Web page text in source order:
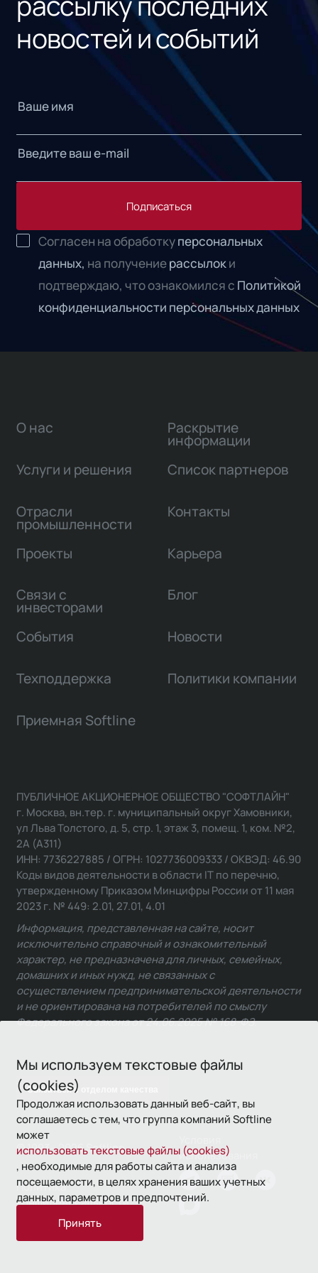
новостей и событий
Подписаться
Согласен на обработкуперсональных
данных, на получениерассылоки
подтверждаю, что ознакомился с Политикой
конфиденциальности персональных данных
Мы используем текстовые файлы
(cookies)
Продолжая использовать данный веб-сайт, вы
соглашаетесь с тем, что группа компаний Softline
может
использовать текстовые файлы (cookies)
, необходимые для работы сайта и анализа
посещаемости, в целях хранения ваших учетных
данных, параметров и предпочтений.
Принять
О нас
Услуги и решения
Отрасли
промышленности
Проекты
Связи с
инвесторами
Раскрытие
информации
Список партнеров
Контакты
Карьера
Блог
События Новости
Техподдержка Политики компании
Приемная Softline
Связаться с отделом качества
ПУБЛИЧНОЕ АКЦИОНЕРНОЕ ОБЩЕСТВО "СОФТЛАЙН"
г. Москва, вн.тер. г. муниципальный округ Хамовники,
ул Льва Толстого, д. 5, стр. 1, этаж 3, помещ. 1, ком. №2,
2А (А311)
ИНН: 7736227885 / ОГРН: 1027736009333 / ОКВЭД: 46.90
Коды видов деятельности в области IT по перечню,
утвержденному Приказом Минцифры России от 11 мая
2023 г. № 449: 2.01, 27.01, 4.01
Информация, представленная на сайте, носит
исключительно справочный и ознакомительный
характер, не предназначена для личных, семейных,
домашних и иных нужд, не связанных с
осуществлением предпринимательской деятельности
и не ориентирована на потребителей по смыслу
Федерального закона от 24.06.2025 № 168-ФЗ.
© 1993—2026 Softline
использования
Политика
конфиденциальности